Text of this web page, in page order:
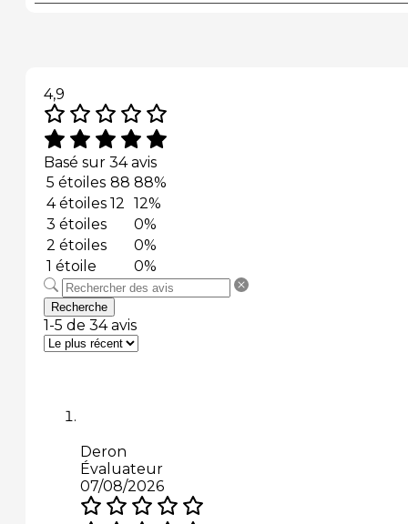
4,9
Basé sur 34 avis
5 étoiles 88 88%
4 étoiles 12 12%
3 étoiles
0%
2 étoiles
0%
1 étoile
0%
Recherche
1-5 de 34 avis
Deron
Évaluateur
07/08/2026